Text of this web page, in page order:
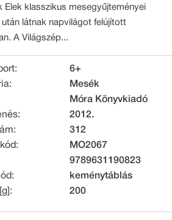
Elek klasszikus mesegyűjteményei
látnak napvilágot felújított
A Világszép...
6+
Mesék
Móra Könyvkiadó
2012.
312
MO2067
9789631190823
keménytáblás
200